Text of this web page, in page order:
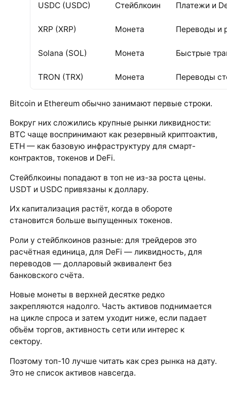
USDC (USDC) Стейблкоин Платежи и
XRP (XRP) Монета Переводы и
Solana (SOL) Монета Быстрые
TRON (TRX) Монета Переводы
Bitcoin и Ethereum обычно занимают первые строки.
Вокруг них сложились крупные рынки ликвидности:
BTC чаще воспринимают как резервный криптоактив,
ETH — как базовую инфраструктуру для смарт-
контрактов, токенов и DeFi.
Стейблкоины попадают в топ не из-за роста цены.
USDT и USDC привязаны к доллару.
Их капитализация растёт, когда в обороте
становится больше выпущенных токенов.
Роли у стейблкоинов разные: для трейдеров это
расчётная единица, для DeFi — ликвидность, для
переводов — долларовый эквивалент без
банковского счёта.
Новые монеты в верхней десятке редко
закрепляются надолго. Часть активов поднимается
на цикле спроса и затем уходит ниже, если падает
объём торгов, активность сети или интерес к
сектору.
Поэтому топ-10 лучше читать как срез рынка на дату.
Это не список активов навсегда.